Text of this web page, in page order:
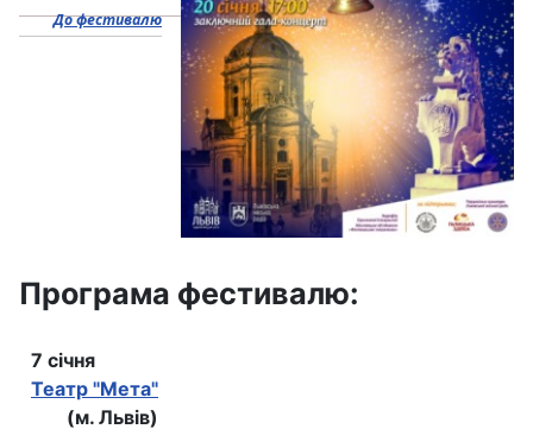
До фестивалю
Програма фестивалю:
7 січня
Театр "Мета"
(м. Львів)